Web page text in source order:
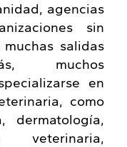
agencias
sin
salidas
muchos
en
como
dermatología,
veterinaria,